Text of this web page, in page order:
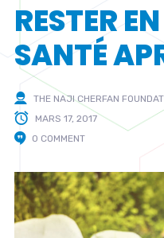
RESTER
SANTÉ
THE NAJI CHERFAN
MARS 17, 2017
0 COMMENT